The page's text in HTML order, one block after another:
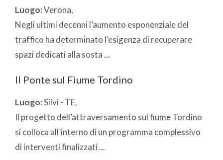
Luogo:Verona,
Negli ultimi decenni l’aumento esponenziale del
traffico ha determinato l’esigenza di recuperare
spazi dedicati alla sosta ...
Il Ponte sul Fiume Tordino
Luogo:Silvi - TE,
Il progetto dell’attraversamento sul fiume Tordino
si colloca all’interno di un programma complessivo
di interventi finalizzati ...